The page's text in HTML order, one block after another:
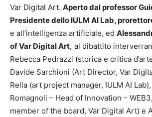
Var Digital Art. Aperto dal professor
Presidente dello IULM AI Lab,
e all’intelligenza artificiale, ed
of Var Digital Art, al dibattito
Rebecca Pedrazzi (storica e critica
Davide Sarchioni (Art Director, Var
Rella (art project manager, IULM AI
Romagnoli – Head of Innovation –
member of the board, Var Digital Art) e